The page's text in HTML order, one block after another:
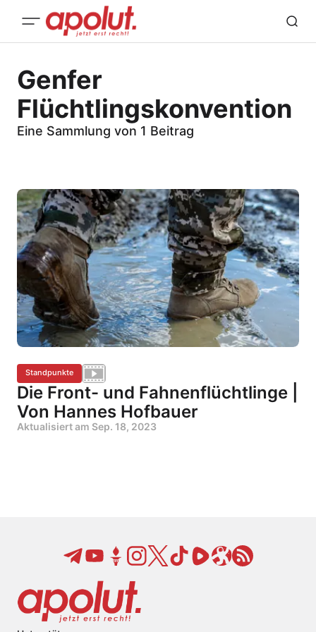
Genfer
Flüchtlingskonvention
Eine Sammlung von 1 Beitrag
Standpunkte
Die Front- und Fahnenflüchtlinge |
Von Hannes Hofbauer
Aktualisiert am Sep. 18, 2023